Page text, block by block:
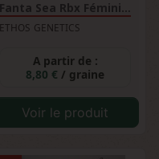
Fanta Sea Rbx Féminisée
ETHOS GENETICS
A partir de :
8,80 € / graine
Voir le produit